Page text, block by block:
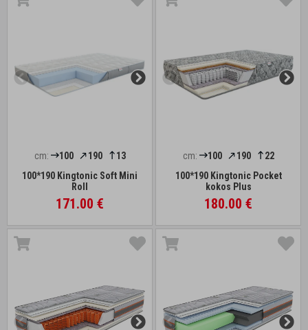
cm: 100 190
13
100*190 Kingtonic Soft Mini
Roll
171.00 €
cm: 100 190
22
100*190 Kingtonic Pocket
kokos Plus
180.00 €